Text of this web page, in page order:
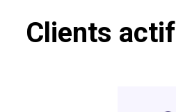
Clients